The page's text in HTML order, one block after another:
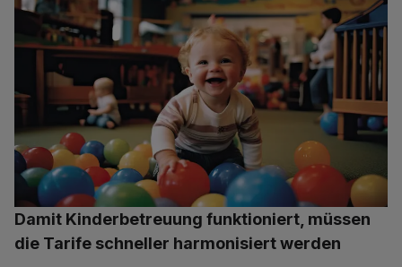
Damit Kinderbetreuung funktioniert, müssen
die Tarife schneller harmonisiert werden